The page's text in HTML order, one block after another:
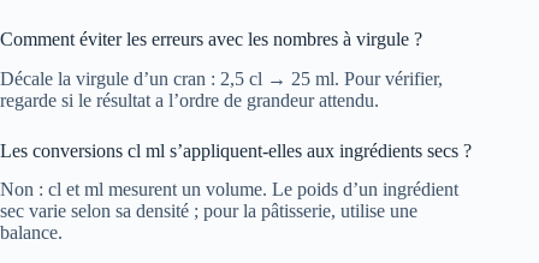
Comment éviter les erreurs avec les nombres à virgule ?
Décale la virgule d’un cran : 2,5 cl → 25 ml. Pour vérifier,
regarde si le résultat a l’ordre de grandeur attendu.
Les conversions cl ml s’appliquent-elles aux ingrédients secs ?
Non : cl et ml mesurent un volume. Le poids d’un ingrédient
sec varie selon sa densité ; pour la pâtisserie, utilise une
balance.